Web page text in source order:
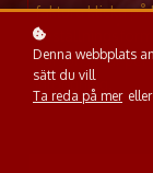
faktura klicka på
Kurspriset är
inloggning.
Denna webbplats
sätt du vill
Ta reda på mer eller